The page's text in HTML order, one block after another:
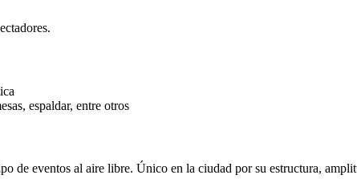
espaldar, entre otros
de eventos al aire libre. Único en la ciudad por su estructura,